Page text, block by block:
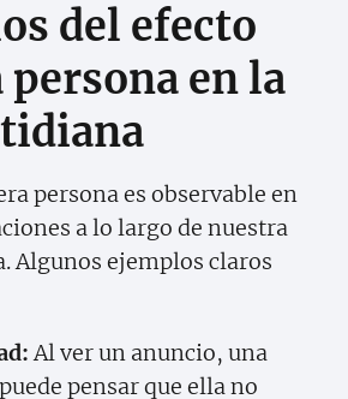
del efecto
en la
persona es observable en
a lo largo de nuestra
Algunos ejemplos claros
Al ver un anuncio, una
pensar que ella no